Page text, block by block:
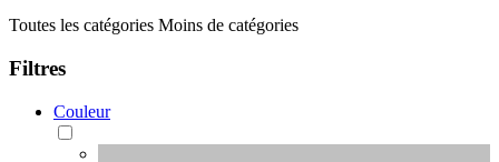
Toutes les catégories Moins de catégories
Filtres
Couleur